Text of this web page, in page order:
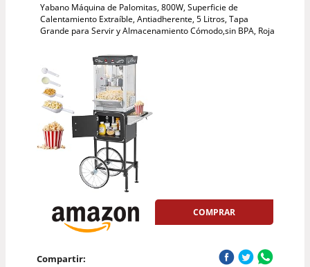
Yabano Máquina de Palomitas, 800W, Superficie de
Calentamiento Extraíble, Antiadherente, 5 Litros, Tapa
Grande para Servir y Almacenamiento Cómodo,sin BPA, Roja
COMPRAR
Compartir: